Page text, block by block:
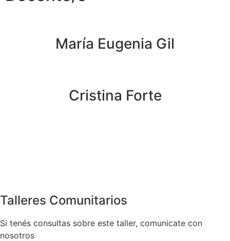
María Eugenia Gil
Cristina Forte
Talleres Comunitarios
Si tenés consultas sobre este taller, comunicate con
nosotros